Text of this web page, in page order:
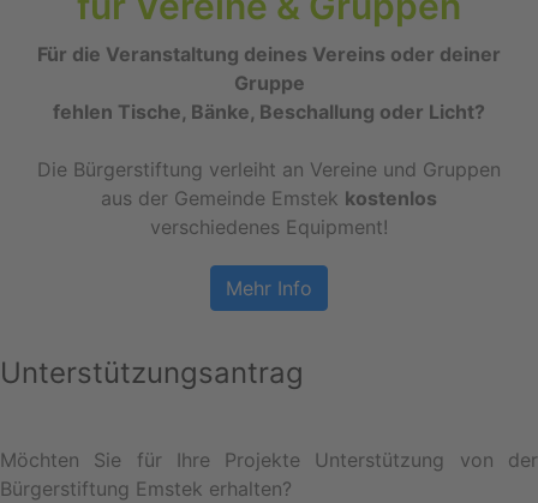
Für die Veranstaltung deines Vereins oder deiner
Gruppe
fehlen Tische, Bänke, Beschallung oder Licht?
Die Bürgerstiftung verleiht an Vereine und Gruppen
aus der Gemeinde Emstek kostenlos
verschiedenes Equipment!
Mehr Info
Unterstützungsantrag
Möchten Sie für Ihre Projekte Unterstützung von der
Bürgerstiftung Emstek erhalten?